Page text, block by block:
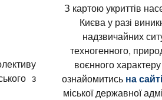
з
З картою укриттів
Києва у разі
надзвичайних
техногенного,
воєнного
ознайомитись на сайті
міської державної